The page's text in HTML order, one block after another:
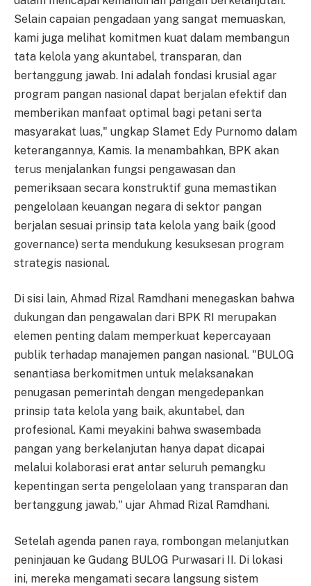
Selain capaian pengadaan yang sangat memuaskan,
kami juga melihat komitmen kuat dalam membangun
tata kelola yang akuntabel, transparan, dan
bertanggung jawab. Ini adalah fondasi krusial agar
program pangan nasional dapat berjalan efektif dan
memberikan manfaat optimal bagi petani serta
masyarakat luas," ungkap Slamet Edy Purnomo dalam
keterangannya, Kamis. Ia menambahkan, BPK akan
terus menjalankan fungsi pengawasan dan
pemeriksaan secara konstruktif guna memastikan
pengelolaan keuangan negara di sektor pangan
berjalan sesuai prinsip tata kelola yang baik (good
governance) serta mendukung kesuksesan program
strategis nasional.
Di sisi lain, Ahmad Rizal Ramdhani menegaskan bahwa
dukungan dan pengawalan dari BPK RI merupakan
elemen penting dalam memperkuat kepercayaan
publik terhadap manajemen pangan nasional. "BULOG
senantiasa berkomitmen untuk melaksanakan
penugasan pemerintah dengan mengedepankan
prinsip tata kelola yang baik, akuntabel, dan
profesional. Kami meyakini bahwa swasembada
pangan yang berkelanjutan hanya dapat dicapai
melalui kolaborasi erat antar seluruh pemangku
kepentingan serta pengelolaan yang transparan dan
bertanggung jawab," ujar Ahmad Rizal Ramdhani.
Setelah agenda panen raya, rombongan melanjutkan
peninjauan ke Gudang BULOG Purwasari II. Di lokasi
ini, mereka mengamati secara langsung sistem